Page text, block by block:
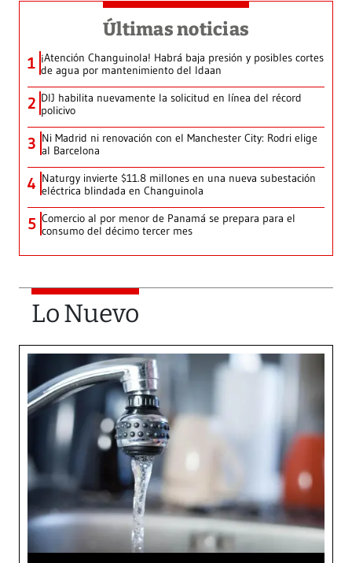
Últimas noticias
1 ¡Atención Changuinola! Habrá baja presión y posibles cortes
de agua por mantenimiento del Idaan
2 DIJ habilita nuevamente la solicitud en línea del récord
policivo
3 Ni Madrid ni renovación con el Manchester City: Rodri elige
al Barcelona
4 Naturgy invierte $11.8 millones en una nueva subestación
eléctrica blindada en Changuinola
5 Comercio al por menor de Panamá se prepara para el
consumo del décimo tercer mes
Lo Nuevo